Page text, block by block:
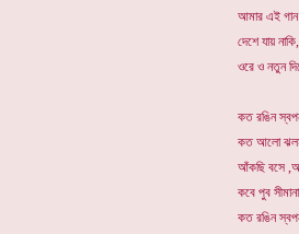
আমার এই গান
দেশে যায়
ওরে ও নতুন
কত রঙিন
কত আলো
আঁকছি বসে
কবে পুব
কত রঙিন